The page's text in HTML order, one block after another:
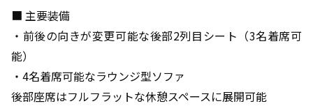
■ 主要装備
・前後の向きが変更可能な後部2列目シート（3名着席可
能）
・4名着席可能なラウンジ型ソファ
後部座席はフルフラットな休憩スペースに展開可能